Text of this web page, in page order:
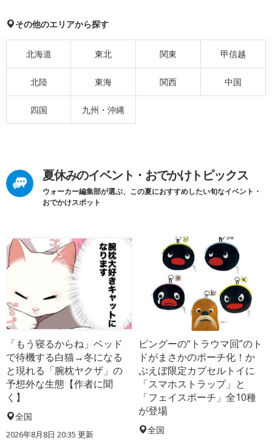
その他のエリアから探す
北海道 東北 関東 甲信越
北陸 東海 関西 中国
四国 九州・沖縄
夏休みのイベント・おでかけトピックス
ウォーカー編集部が選ぶ、この夏におすすめしたい旬なイベント・
おでかけスポット
「もう寝るからね」ベッド
で待機する白猫→冬になる
と現れる「腕枕ヤクザ」の
予想外な生態【作者に聞
く】
全国
2026年8月8日 20:35 更新
ピングーの“トラウマ回”のト
ドがまさかのポーチ化！か
ぷえぼ限定カプセルトイに
「スマホストラップ」と
「フェイスポーチ」全10種
が登場
全国